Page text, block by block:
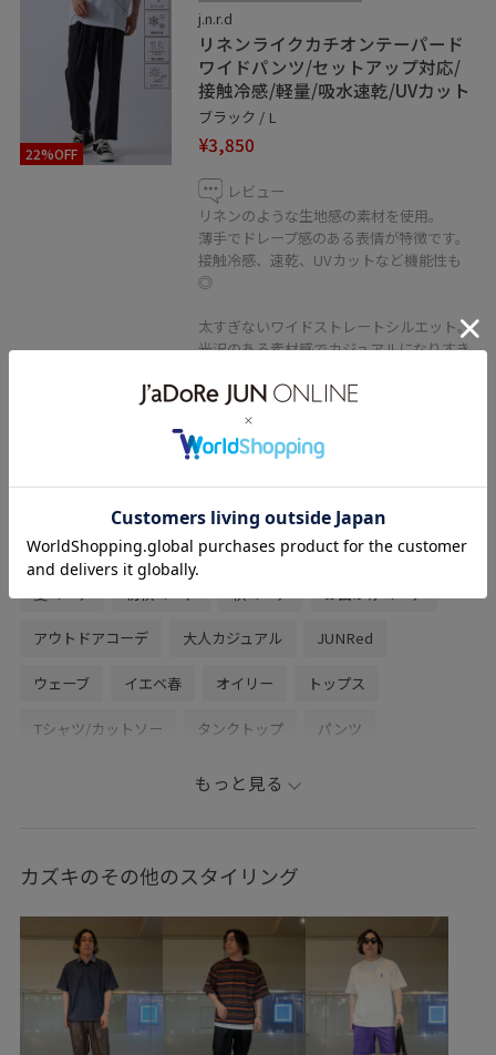
22%OFF
j.n.r.d
リネンライクカチオンテーパード
ワイドパンツ/セットアップ対応/
接触冷感/軽量/吸水速乾/UVカット
ブラック / L
¥3,850
レビュー
リネンのような生地感の素材を使用。
薄手でドレープ感のある表情が特徴です。
接触冷感、速乾、UVカットなど機能性も
◎
太すぎないワイドストレートシルエット。
光沢のある素材感でカジュアルになりすき
す。
同素材のシャツ(AOG05090)とのセットア
ップはもちろん、単品でも着回しの効くア
関連タグ
アウトドアコーデ 大人カジュアル JUNRed
ウェーブ イエベ春 オイリー トップス
Tシャツ/カットソー タンクトップ パンツ
AOF05000 AOM05370
こだわり やや大きめ インナーとして
コーディネートの主役 サマーニット シャツ
シャーリング ショートパンツ シンプル
シンプルコーデ スタイリング
もっと見る
カズキのその他のスタイリング